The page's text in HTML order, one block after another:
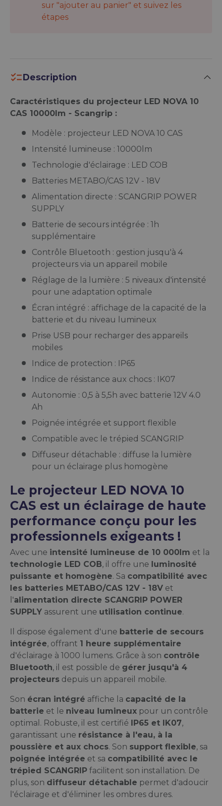
sur "ajouter au panier" et suivez les
étapes
Description
Caractéristiques du projecteur LED NOVA 10
CAS 10000lm - Scangrip :
Modèle : projecteur LED NOVA 10 CAS
Intensité lumineuse : 10000lm
Technologie d'éclairage : LED COB
Batteries METABO/CAS 12V - 18V
Alimentation directe : SCANGRIP POWER
SUPPLY
Batterie de secours intégrée : 1h
supplémentaire
Contrôle Bluetooth : gestion jusqu'à 4
projecteurs via un appareil mobile
Réglage de la lumière : 5 niveaux d'intensité
pour une adaptation optimale
Écran intégré : affichage de la capacité de la
batterie et du niveau lumineux
Prise USB pour recharger des appareils
mobiles
Indice de protection : IP65
Indice de résistance aux chocs : IK07
Autonomie : 0,5 à 5,5h avec batterie 12V 4.0
Ah
Poignée intégrée et support flexible
Compatible avec le trépied SCANGRIP
Diffuseur détachable : diffuse la lumière
pour un éclairage plus homogène
Le projecteur LED NOVA 10
CAS est un éclairage de haute
performance conçu pour les
professionnels exigeants !
Avec une intensité lumineuse de 10 000lm et la
technologie LED COB, il offre une luminosité
puissante et homogène. Sa compatibilité avec
les batteries METABO/CAS 12V - 18V et
l'alimentation directe SCANGRIP POWER
SUPPLY assurent une utilisation continue.
Il dispose également d'une batterie de secours
intégrée, offrant 1 heure supplémentaire
d'éclairage à 1000 lumens. Grâce à son contrôle
Bluetooth, il est possible de gérer jusqu'à 4
projecteurs depuis un appareil mobile.
Son écran intégré affiche la capacité de la
batterie et le niveau lumineux pour un contrôle
optimal. Robuste, il est certifié
IP65 et IK07,
garantissant une résistance à l'eau, à la
poussière et aux chocs. Son support flexible, sa
poignée intégrée et sa compatibilité avec le
trépied SCANGRIP facilitent son installation. De
plus, son diffuseur détachable permet d'adoucir
l'éclairage et d'éliminer les ombres dures.